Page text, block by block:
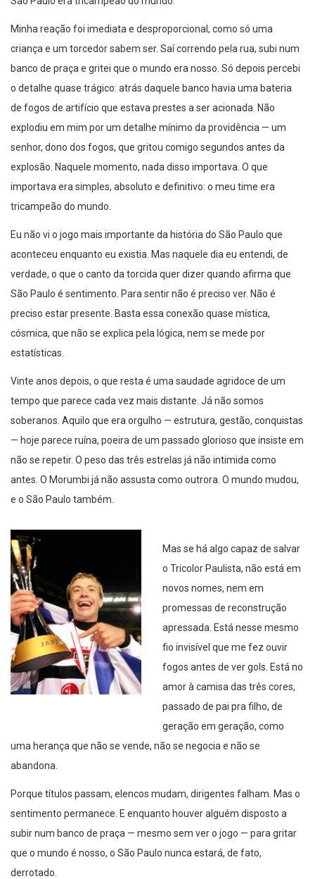
São Paulo era tricampeão do mundo.
Minha reação foi imediata e desproporcional, como só uma
criança e um torcedor sabem ser. Saí correndo pela rua, subi num
banco de praça e gritei que o mundo era nosso. Só depois percebi
o detalhe quase trágico: atrás daquele banco havia uma bateria
de fogos de artifício que estava prestes a ser acionada. Não
explodiu em mim por um detalhe mínimo da providência — um
senhor, dono dos fogos, que gritou comigo segundos antes da
explosão. Naquele momento, nada disso importava. O que
importava era simples, absoluto e definitivo: o meu time era
tricampeão do mundo.
Eu não vi o jogo mais importante da história do São Paulo que
aconteceu enquanto eu existia. Mas naquele dia eu entendi, de
verdade, o que o canto da torcida quer dizer quando afirma que
São Paulo é sentimento. Para sentir não é preciso ver. Não é
preciso estar presente. Basta essa conexão quase mística,
cósmica, que não se explica pela lógica, nem se mede por
estatísticas.
Vinte anos depois, o que resta é uma saudade agridoce de um
tempo que parece cada vez mais distante. Já não somos
soberanos. Aquilo que era orgulho — estrutura, gestão, conquistas
— hoje parece ruína, poeira de um passado glorioso que insiste em
não se repetir. O peso das três estrelas já não intimida como
antes. O Morumbi já não assusta como outrora. O mundo mudou,
e o São Paulo também.
Mas se há algo capaz de salvar
o Tricolor Paulista, não está em
novos nomes, nem em
promessas de reconstrução
apressada. Está nesse mesmo
fio invisível que me fez ouvir
fogos antes de ver gols. Está no
amor à camisa das três cores,
passado de pai pra filho, de
geração em geração, como
uma herança que não se vende, não se negocia e não se
abandona.
Porque títulos passam, elencos mudam, dirigentes falham. Mas o
sentimento permanece. E enquanto houver alguém disposto a
subir num banco de praça — mesmo sem ver o jogo — para gritar
que o mundo é nosso, o São Paulo nunca estará, de fato,